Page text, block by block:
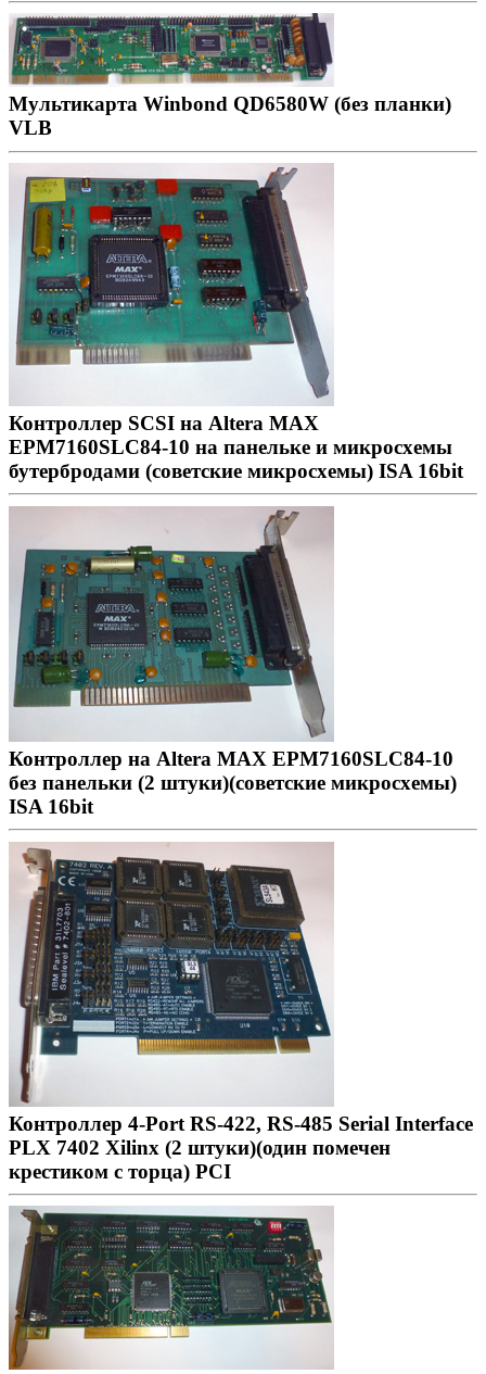
Мультикарта Winbond QD6580W (без планки)
VLB
Контроллер SCSI на Altera MAX
EPM7160SLC84-10 на панельке и микросхемы
бутербродами (советские микросхемы) ISA 16bit
Контроллер на Altera MAX EPM7160SLC84-10
без панельки (2 штуки)(советские микросхемы)
ISA 16bit
Контроллер 4-Port RS-422, RS-485 Serial Interface
PLX 7402 Xilinx (2 штуки)(один помечен
крестиком с торца) PCI